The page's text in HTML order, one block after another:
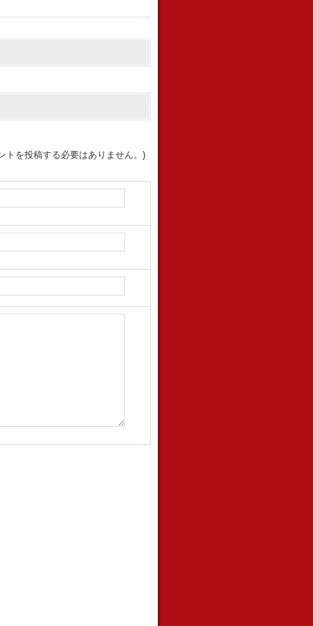
トを投稿する必要はありません。)